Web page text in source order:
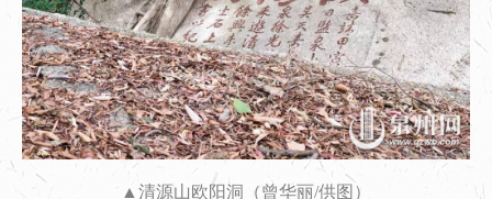
▲清源山欧阳洞（曾华丽/供图）